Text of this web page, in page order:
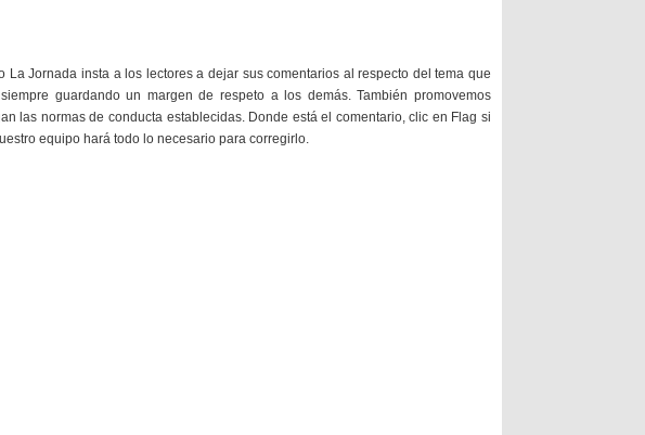
La Jornada insta a los lectores a dejar sus comentarios al respecto del tema que
guardando un margen de respeto a los demás. También promovemos
las normas de conducta establecidas. Donde está el comentario, clic en Flag si
equipo hará todo lo necesario para corregirlo.